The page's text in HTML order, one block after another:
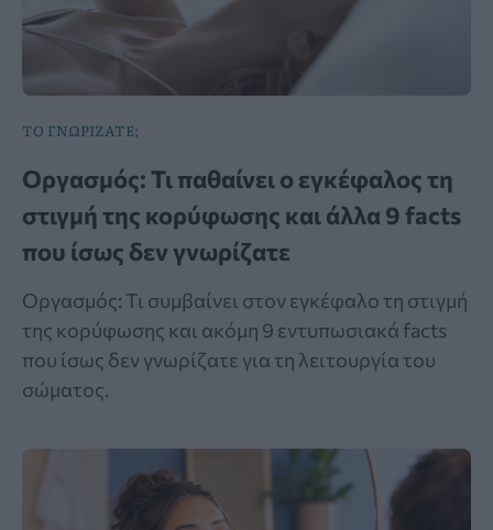
ΤΟ ΓΝΩΡΙΖΑΤΕ;
Οργασμός: Τι παθαίνει ο εγκέφαλος τη
στιγμή της κορύφωσης και άλλα 9 facts
που ίσως δεν γνωρίζατε
Οργασμός: Τι συμβαίνει στον εγκέφαλο τη στιγμή
της κορύφωσης και ακόμη 9 εντυπωσιακά facts
που ίσως δεν γνωρίζατε για τη λειτουργία του
σώματος.